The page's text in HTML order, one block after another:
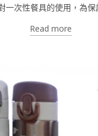
一次性餐具的使用，為保
Read more